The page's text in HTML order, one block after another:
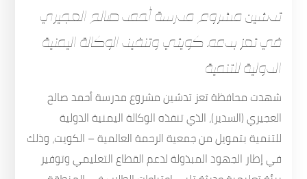
تدشين مشروع مدرسة أحمد صالح العجيري
في تعز بدعم كويتي وتنفيذ الوكالة اليمنية
الدولية للتنمية
شهدت محافظة تعز تدشين مشروع مدرسة أحمد صالح
العجيري (السدير)، الذي تنفذه الوكالة اليمنية الدولية
للتنمية بتمويل من جمعية الرحمة العالمية – الكويت، وذلك
في إطار الجهود المبذولة لدعم القطاع التعليمي وتوفير